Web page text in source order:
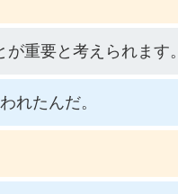
重要と考えられます。
れたんだ。